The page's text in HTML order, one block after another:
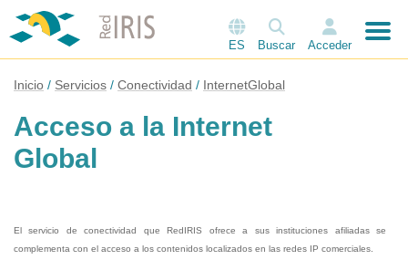
ES Buscar Acceder
Inicio Servicios Conectividad InternetGlobal
Acceso a la Internet
Global
El servicio de conectividad que RedIRIS ofrece a sus instituciones afiliadas se
complementa con el acceso a los contenidos localizados en las redes IP comerciales.